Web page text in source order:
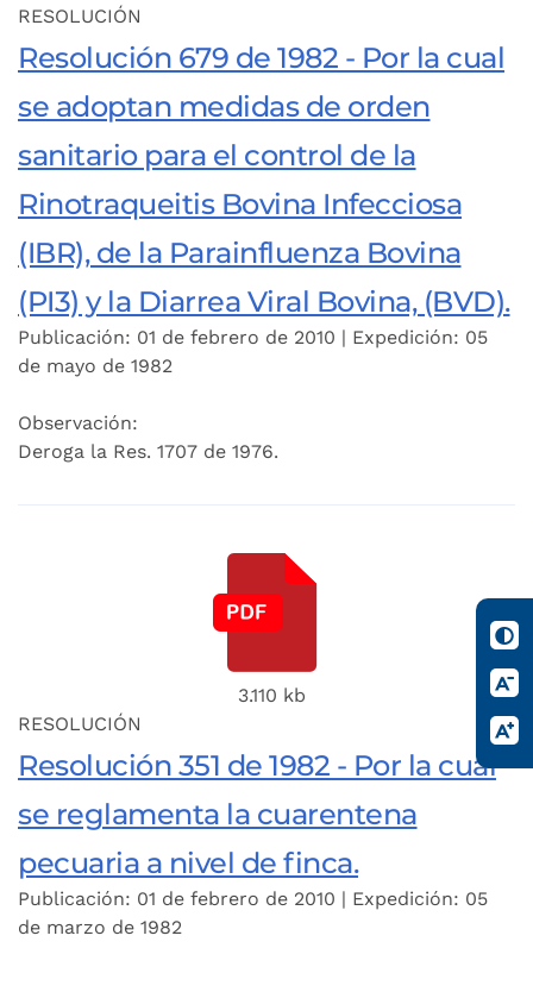
RESOLUCIÓN
Resolución 679 de 1982 - Por la cual
se adoptan medidas de orden
sanitario para el control de la
Rinotraqueitis Bovina Infecciosa
(IBR), de la Parainfluenza Bovina
(PI3) y la Diarrea Viral Bovina, (BVD).
Publicación: 01 de febrero de 2010 | Expedición: 05
de mayo de 1982
Observación:
Deroga la Res. 1707 de 1976.
3.110 kb
RESOLUCIÓN
Resolución 351 de 1982 - Por la cual
se reglamenta la cuarentena
pecuaria a nivel de finca.
Publicación: 01 de febrero de 2010 | Expedición: 05
de marzo de 1982